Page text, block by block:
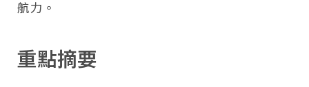
航力。
重點摘要